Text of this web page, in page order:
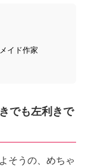
イド作家
でも左利きで
そうの、めちゃ